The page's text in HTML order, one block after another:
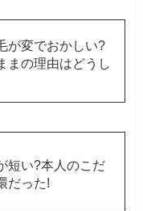
が変でおかしい?
まの理由はどうし
短い?本人のこだ
だった!